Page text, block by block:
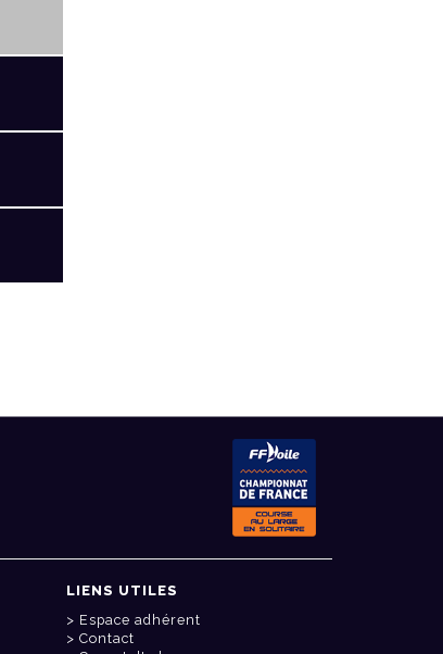
LIENS UTILES
Espace adhérent
Contact